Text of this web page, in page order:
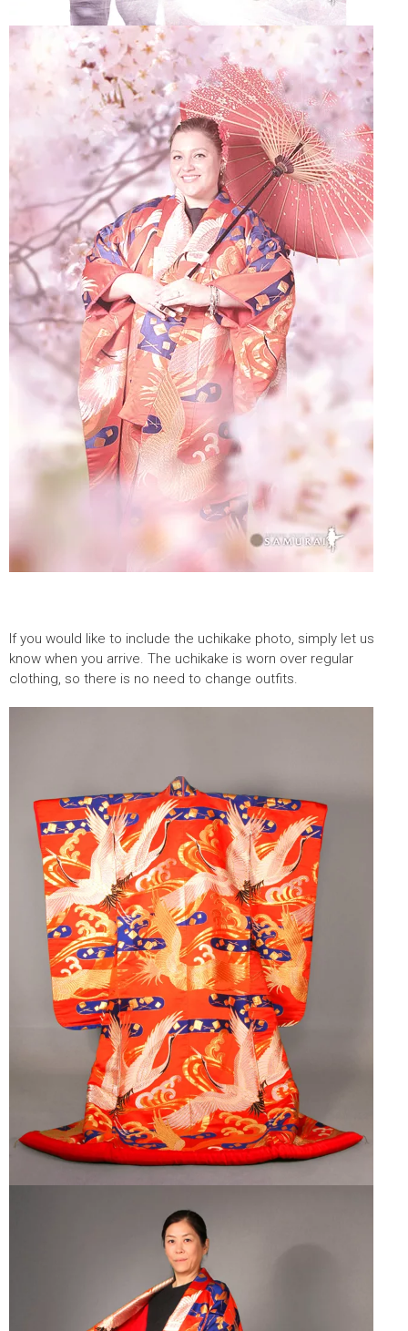
If you would like to include the uchikake photo, simply let us
know when you arrive. The uchikake is worn over regular
clothing, so there is no need to change outfits.